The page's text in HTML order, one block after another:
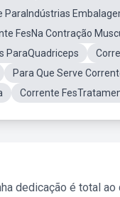
ParaIndústrias
FesNa Contração
ParaQuadriceps
Para Que Serve
Corrente
dedicação é total